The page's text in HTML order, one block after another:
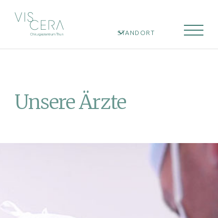
STANDORT
Unsere Ärzte